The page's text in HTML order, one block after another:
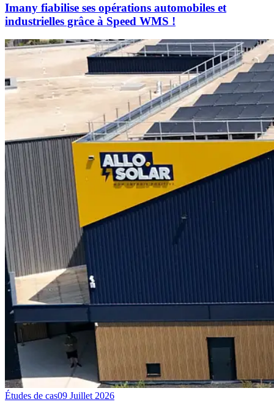
Imany fiabilise ses opérations automobiles et
industrielles grâce à Speed WMS !
Études de cas09 Juillet 2026